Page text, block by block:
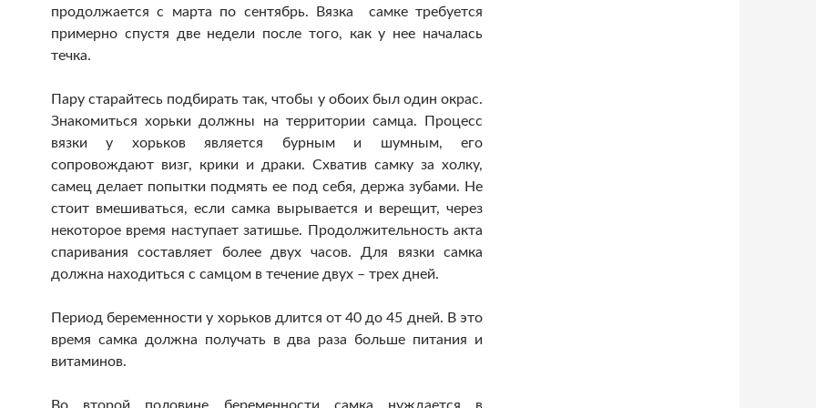
продолжается с марта по сентябрь. Вязка самке требуется
примерно спустя две недели после того, как у нее началась
течка.
Пару старайтесь подбирать так, чтобы у обоих был один окрас.
Знакомиться хорьки должны на территории самца. Процесс
вязки у хорьков является бурным и шумным, его
сопровождают визг, крики и драки. Схватив самку за холку,
самец делает попытки подмять ее под себя, держа зубами. Не
стоит вмешиваться, если самка вырывается и верещит, через
некоторое время наступает затишье. Продолжительность акта
спаривания составляет более двух часов. Для вязки самка
должна находиться с самцом в течение двух – трех дней.
Период беременности у хорьков длится от 40 до 45 дней. В это
время самка должна получать в два раза больше питания и
витаминов.